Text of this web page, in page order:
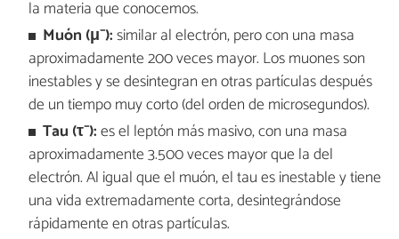
la materia que conocemos.
Muón (μ⁻):similar al electrón, pero con una masa
aproximadamente 200 veces mayor. Los muones son
inestables y se desintegran en otras partículas después
de un tiempo muy corto (del orden de microsegundos).
Tau (τ⁻):es el leptón más masivo, con una masa
aproximadamente 3.500 veces mayor que la del
electrón. Al igual que el muón, el tau es inestable y tiene
una vida extremadamente corta, desintegrándose
rápidamente en otras partículas.